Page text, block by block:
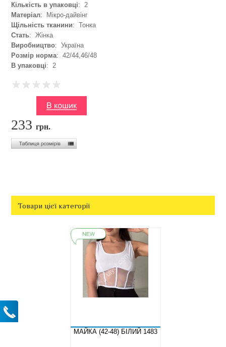
Кількість в упаковці: 2
Матеріал: Мікро-дайвінг
Щільність тканини: Тонка
Стать: Жінка
Виробництво: Україна
Розмір норма: 42/44,46/48
В упаковці: 2
233грн.
Товари цієї категорії
МАЙКА (42-48) БІЛИЙ 1483